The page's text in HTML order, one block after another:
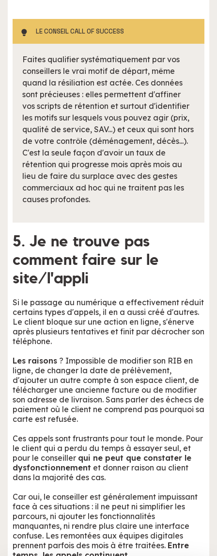
LE CONSEIL CALL OF SUCCESS
Faites qualifier systématiquement par vos
conseillers le vrai motif de départ, même
quand la résiliation est actée. Ces données
sont précieuses : elles permettent d'affiner
vos scripts de rétention et surtout d'identifier
les motifs sur lesquels vous pouvez agir (prix,
qualité de service, SAV...) et ceux qui sont hors
de votre contrôle (déménagement, décès...).
C'est la seule façon d'avoir un taux de
rétention qui progresse mois après mois au
lieu de faire du surplace avec des gestes
commerciaux ad hoc qui ne traitent pas les
causes profondes.
5. Je ne trouve pas
comment faire sur le
site/l'appli
Si le passage au numérique a effectivement réduit
certains types d'appels, il en a aussi créé d'autres.
Le client bloque sur une action en ligne, s'énerve
après plusieurs tentatives et finit par décrocher son
téléphone.
Les raisons ? Impossible de modifier son RIB en
ligne, de changer la date de prélèvement,
d'ajouter un autre compte à son espace client, de
télécharger une ancienne facture ou de modifier
son adresse de livraison. Sans parler des échecs de
paiement où le client ne comprend pas pourquoi sa
carte est refusée.
Ces appels sont frustrants pour tout le monde. Pour
le client qui a perdu du temps à essayer seul, et
pour le conseiller qui ne peut que constater le
dysfonctionnement et donner raison au client
dans la majorité des cas.
Car oui, le conseiller est généralement impuissant
face à ces situations : il ne peut ni simplifier les
parcours, ni ajouter les fonctionnalités
manquantes, ni rendre plus claire une interface
confuse. Les remontées aux équipes digitales
prennent parfois des mois à être traitées. Entre